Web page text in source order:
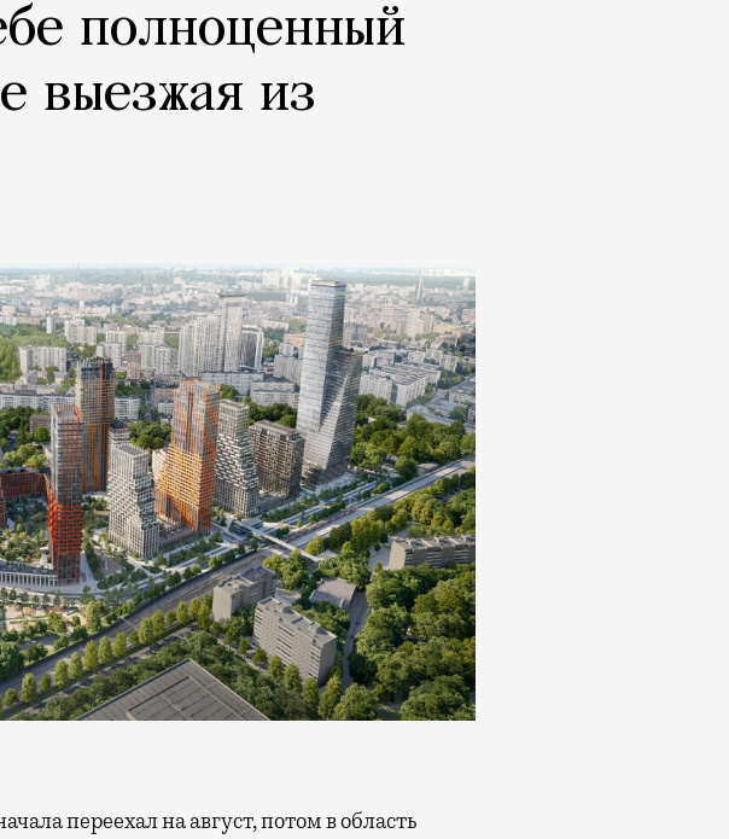
полноценный
выезжая из